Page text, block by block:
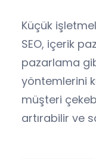
Küçük
SEO, içerik
pazarlama
yöntemlerini
müşteri
artırabilir ve